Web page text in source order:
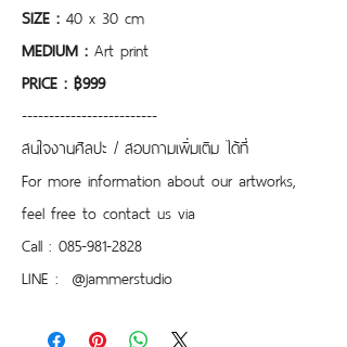
SIZE : 40 x 30 cm
MEDIUM : Art print
PRICE : ฿999
-------------------------
สนใจงานศิลปะ / สอบถามเพิ่มเติม ได้ที่
For more information about our artworks,
feel free to contact us via
Call : 085-981-2828
LINE :  @jammerstudio